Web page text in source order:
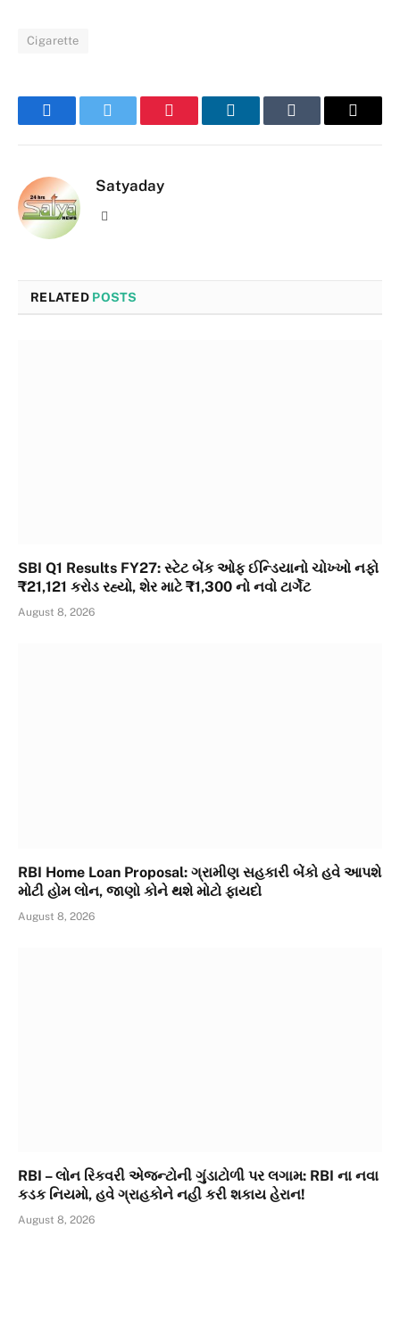
Cigarette
FacebookTwitter Pinterest LinkedInTumblr Email
Satyaday
RELATED POSTS
SBI Q1 Results FY27: સ્ટેટ બેંક ઓફ ઈન્ડિયાનો ચોખ્ખો નફો
₹21,121 કરોડ રહ્યો, શેર માટે ₹1,300 નો નવો ટાર્ગેટ
August 8, 2026
RBI Home Loan Proposal: ગ્રામીણ સહકારી બેંકો હવે આપશે
મોટી હોમ લોન, જાણો કોને થશે મોટો ફાયદો
August 8, 2026
RBI – લોન રિકવરી એજન્ટોની ગુંડાટોળી પર લગામ: RBI ના નવા
કડક નિયમો, હવે ગ્રાહકોને નહી કરી શકાય હેરાન!
August 8, 2026